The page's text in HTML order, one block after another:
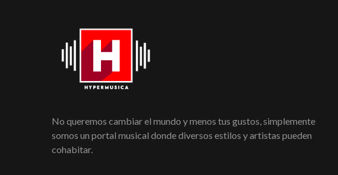
No queremos cambiar el mundo y menos tus gustos, simplemente
somos un portal musical donde diversos estilos y artistas pueden
cohabitar.